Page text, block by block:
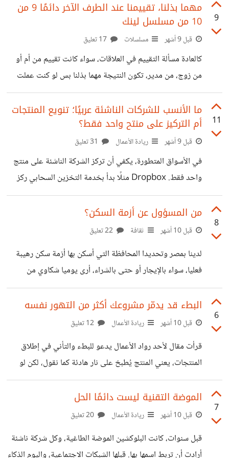
تقريبا وتعتبر قمة المنحنى ما قبلها كان صعود وما بعدها هبوط،
لذا لنرى أهدافكم ما قبل الأربعين.
9
مهما بذلنا، تقييمنا عند الطرف الآخر دائمًا 9 من
10 من مسلسل لينك
قبل 9 أشهر مسلسلات
كالعادة مسألة التقييم في العلاقات، سواء كانت تقييم من أم أو
من زوج، من مدير، تكون النتيجة مهما بذلنا بس لو كنت عملت
كذا ، يترك كل الجهد المبذول والنتيجة القريبة جدا للمطلوب
ويمسك في ما هو ناقص. زوج يدخل المنزل يجده مرتب والطعام
جاهز، وزوجته تبتسم بوجهه، وبعد كل هذا يقولها الأكل ناقص
ملح، ببساطة اذهب واحضر الملح ههههه. كذلك مدير يجد موظف
يبذل أقصى ما لديه وقدم عمل قريب من الممتاز، لكن يقوله لو
النقطة دي كانت اتعملت
11
ما الأنسب للشركات الناشئة عربيًا؛ تنويع المنتجات
أم التركيز على منتح واحد فقط؟
قبل 9 أشهر ريادة الأعمال
في الأسواق المتطورة، يكفي أن تركز الشركة الناشئة على منتج
واحد فقط. Dropbox مثلًا بدأ بخدمة التخزين السحابي ركز
على هذه الخدمة بشكل أساسي، حتى وصل إلى ملايين
المستخدمين. لكن في منطقتنا العربية، الصورة مختلفة. فعندما
بدأت شركة كريم لم تكتفي أن تكون مجرد تطبيق سيارات، بل
سوق.كوم سابقا عندما بدأت لم تكن مجرد متجر إلكتروني، بل
بنت أنظمة شحن ودفع خاص بها لتعمل. هذه المشاريع الجانبية لم
تكن رفاهية
8
من المسؤول عن أزمة السكن؟
قبل 10 أشهر ثقافة
لدينا بمصر وتحديدا المحافظة التي أسكن بها أزمة سكن رهيبة
فعليا، سواء بالإيجار أو حتى بالشراء، أرى يوميا شكاوي من
ارتفاع الأسعار وعدم قدرة الأسر على إيجاد سكن، ومنهم من
سينتهي عقد إيجاره خلال الشهر ولم يجد بديل بسبب غلاء أسعار
الإيجار فعلى سبيل المثال إيجار شقة في منطقة متوسطة
جيد جدا وطبعا هذا بالنسبة لمتوسط الدخل بمصر مرتفع جدا،
كذلك من معه مبلغ ويريد الشراء ولكن بسوق العقارات لا يجد
6
البطء قد يدمّر مشروعك أكثر من التهور نفسه
قبل 10 أشهر ريادة الأعمال
قرأت مقال لأحد رواد الأعمال يدعو للبطء والتأني في إطلاق
المنتجات، يعني المنتج يُطبخ على نار هادئة كما نقول، لكن لو
نظرنا لقصص النجاح الكبرى سنجد أن الاندفاع كان سببًا في
تكن لتصل إلى مليار مستخدم لو انتظرت حتى يكتمل المنتج بلا
البنية التحتية، وتعرضت لغرامات وحظر مؤقت، لكنها في النهاية
7
الموضة التقنية ليست دائمًا الحل
قبل 10 أشهر ريادة الأعمال
قبل سنوات، كانت البلوكشين الموضة الطاغية، وكل شركة ناشئة